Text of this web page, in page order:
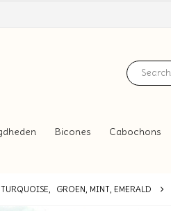
Bicones Cabochons
, GROEN, MINT, EMERALD